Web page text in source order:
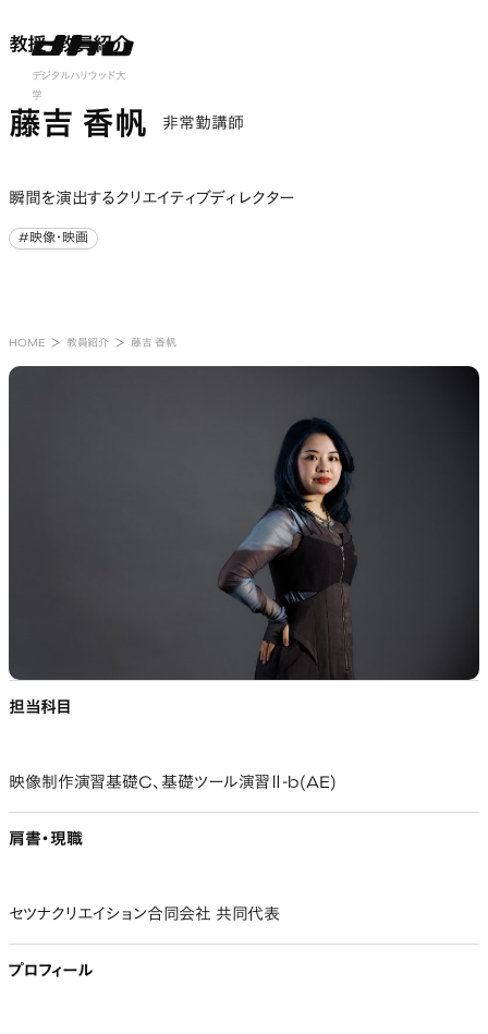
デジタルハリウッド大
学
open
教授・教員紹介
藤吉 香帆 非常勤講師
瞬間を演出するクリエイティブディレクター
#映像・映画
HOME 教員紹介 藤吉 香帆
担当科目
映像制作演習基礎C、基礎ツール演習Ⅱ-b(AE)
肩書・現職
セツナクリエイション合同会社 共同代表
プロフィール